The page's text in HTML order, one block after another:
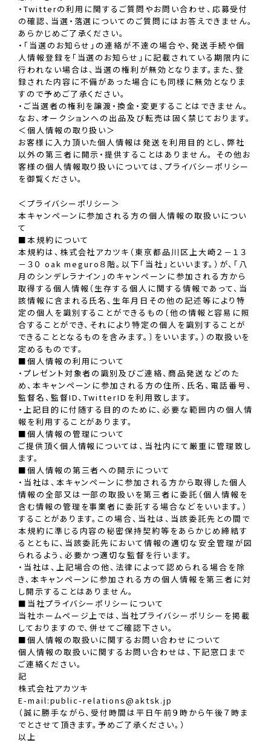
・Twitterの利用に関するご質問やお問い合わせ、応募受付
の確認、当選・落選についてのご質問にはお答えできません。
あらかじめご了承ください。
・「当選のお知らせ」の連絡が不達の場合や、発送手続や個
人情報登録を「当選のお知らせ」に記載されている期限内に
行われない場合は、当選の権利が無効となります。また、登
録された内容に不備があった場合にも同様に無効となりま
すので予めご了承ください。
・ご当選者の権利を譲渡・換金・変更することはできません。
なお、オークションへの出品及び転売は固く禁じております。
＜個人情報の取り扱い＞
お客様に入力頂いた個人情報は発送を利用目的とし、弊社
以外の第三者に開示・提供することはありません。 その他お
客様の個人情報取り扱いについては、プライバシーポリシー
を御覧ください。
＜プライバシーポリシー＞
本キャンペーンに参加される方の個人情報の取扱いについ
て
■本規約について
本規約は、株式会社アカツキ（東京都品川区上大崎２－１３
－３０ oak meguro８階。以下「当社」といいます。）が、「八
月のシンデレラナイン」のキャンペーンに参加される方から
取得する個人情報（生存する個人に関する情報であって、当
該情報に含まれる氏名、生年月日その他の記述等により特
定の個人を識別することができるもの〔他の情報と容易に照
合することができ、それにより特定の個人を識別することが
できることとなるものを含みます。〕をいいます。）の取扱いを
定めるものです。
■個人情報の利用について
・プレゼント対象者の識別及びご連絡、商品発送などのた
め、本キャンペーンに参加される方の住所、氏名、電話番号、
監督名、監督ID、TwitterIDを利用致します。
・上記目的に付随する目的のために、必要な範囲内の個人情
報を利用することがあります。
■個人情報の管理について
ご提供頂く個人情報については、当社内にて厳重に管理致し
ます。
■個人情報の第三者への開示について
・当社は、本キャンペーンに参加される方から取得した個人
情報の全部又は一部の取扱いを第三者に委託（個人情報を
含む情報の管理を事業者に委託する場合などをいいます。）
することがあります。この場合、当社は、当該委託先との間で
本規約に準じる内容の秘密保持契約等をあらかじめ締結す
るとともに、当該委託先において情報の適切な安全管理が図
られるよう、必要かつ適切な監督を行います。
・当社は、上記場合の他、法律によって認められる場合を除
き、本キャンペーンに参加される方の個人情報を第三者に対
し開示することはありません。
■当社プライバシーポリシーについて
当社ホームページ上では、当社プライバシーポリシーを掲載
しておりますので、併せてご確認下さい。
■個人情報の取扱いに関するお問い合わせについて
個人情報の取扱いに関するお問い合わせは、下記窓口まで
ご連絡ください。
記
株式会社アカツキ
E-mail:public-relations@aktsk.jp
（誠に勝手ながら、受付時間は平日午前９時から午後７時ま
でとさせて頂きます。予めご了承ください。）
以上